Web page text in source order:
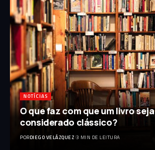
NOTÍCIAS
O que faz com que um livro seja
considerado clássico?
PORDIEGO VELÁZQUEZ 3 MIN DE LEITURA